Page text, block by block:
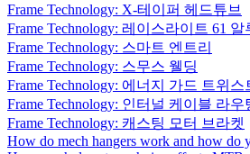
Frame Technology: X-테이퍼 헤드튜브
Frame Technology: 레이스라이트 61 알
Frame Technology: 스마트 엔트리
Frame Technology: 스무스 웰딩
Frame Technology: 에너지 가드 트위스
Frame Technology: 인터널 케이블 라우
Frame Technology: 캐스팅 모터 브라켓
How do mech hangers work and how do